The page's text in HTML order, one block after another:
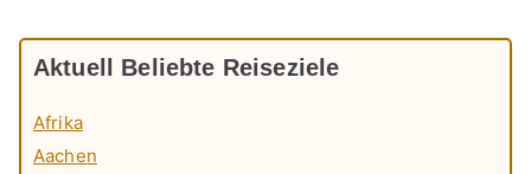
Aktuell Beliebte Reiseziele
Afrika
Aachen